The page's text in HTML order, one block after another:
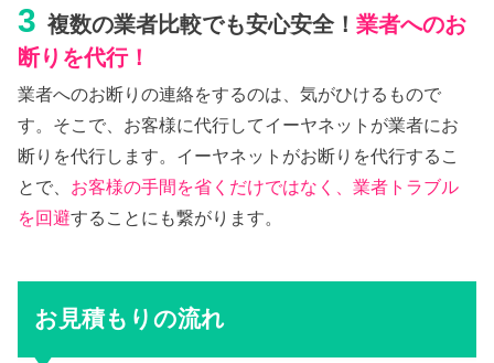
3 複数の業者比較でも安心安全！業者へのお
断りを代行！
業者へのお断りの連絡をするのは、気がひけるもので
す。そこで、お客様に代行してイーヤネットが業者にお
断りを代行します。イーヤネットがお断りを代行するこ
とで、 お客様の手間を省くだけではなく、業者トラブル
を回避することにも繋がります。
お見積もりの流れ